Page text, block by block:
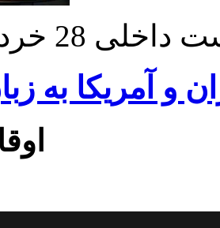
داخلی 28 خرداد 1405
و آمریکا به